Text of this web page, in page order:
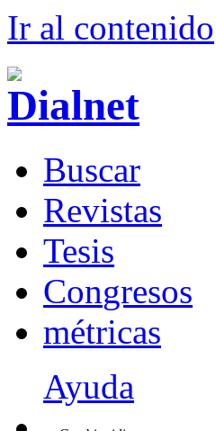
Ir al contenido
Buscar
Revistas
Tesis
Congresos
métricas
Ayuda